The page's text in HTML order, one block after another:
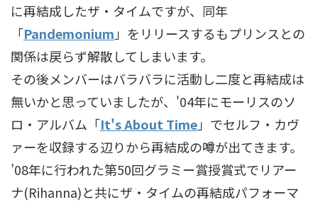
に再結成したザ・タイムですが、同年
「Pandemonium 」をリリースするもプリンスとの
関係は戻らず解散してしまいます。
その後メンバーはバラバラに活動し二度と再結成は
無いかと思っていましたが、'04年にモーリスのソ
ロ・アルバム「It's About Time」でセルフ・カヴ
ァーを収録する辺りから再結成の噂が出てきます。
’08年に行われた第50回グラミー賞授賞式でリアー
ナ(Rihanna)と共にザ・タイムの再結成パフォーマ